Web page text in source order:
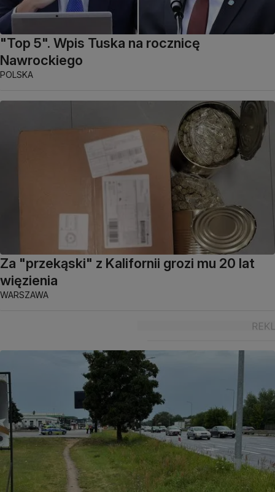
"Top 5". Wpis Tuska na rocznicę
Nawrockiego
POLSKA
Za "przekąski" z Kalifornii grozi mu 20 lat
więzienia
WARSZAWA